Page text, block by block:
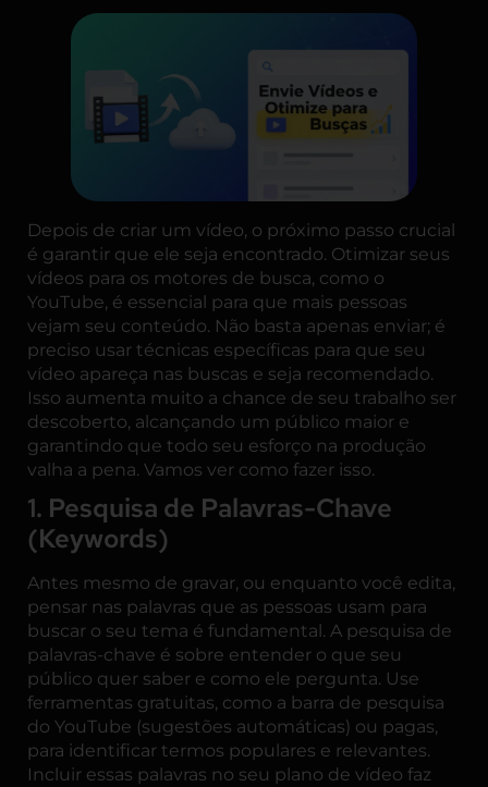
Depois de criar um vídeo, o próximo passo crucial
é garantir que ele seja encontrado. Otimizar seus
vídeos para os motores de busca, como o
YouTube, é essencial para que mais pessoas
vejam seu conteúdo. Não basta apenas enviar; é
preciso usar técnicas específicas para que seu
vídeo apareça nas buscas e seja recomendado.
Isso aumenta muito a chance de seu trabalho ser
descoberto, alcançando um público maior e
garantindo que todo seu esforço na produção
valha a pena. Vamos ver como fazer isso.
1. Pesquisa de Palavras-Chave
(Keywords)
Antes mesmo de gravar, ou enquanto você edita,
pensar nas palavras que as pessoas usam para
buscar o seu tema é fundamental. A pesquisa de
palavras-chave é sobre entender o que seu
público quer saber e como ele pergunta. Use
ferramentas gratuitas, como a barra de pesquisa
do YouTube (sugestões automáticas) ou pagas,
para identificar termos populares e relevantes.
Incluir essas palavras no seu plano de vídeo faz